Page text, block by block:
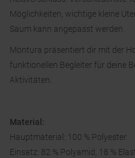
Möglichkeiten, wichtige kleine
Saum kann angepasst werden.
Montura präsentiert dir mit der
funktionellen Begleiter für deine
Aktivitäten.
Material:
Hauptmaterial: 100 % Polyester
Einsatz: 82 % Polyamid, 18 %